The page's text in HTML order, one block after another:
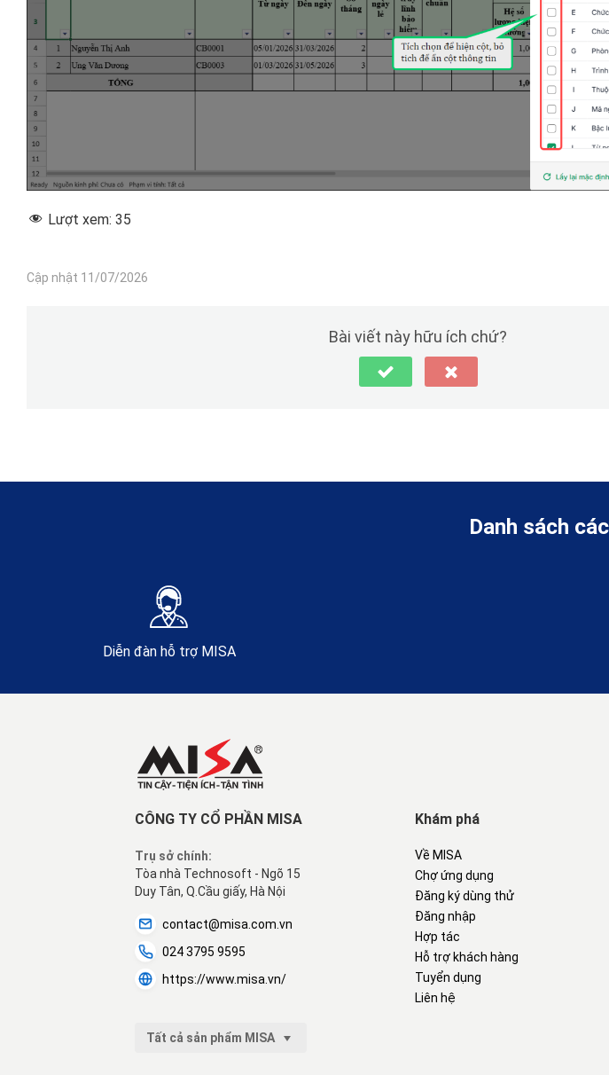
Lượt xem: 35
Cập nhật 11/07/2026
Bài viết này hữu ích chứ?
Danh sách
Diễn đàn hỗ trợ MISA
CÔNG TY CỔ PHẦN MISA
Trụ sở chính:
Tòa nhà Technosoft - Ngõ 15
Duy Tân, Q.Cầu giấy, Hà Nội
contact@misa.com.vn
024 3795 9595
https://www.misa.vn/
Tất cả sản phẩm MISA
Khám phá
Về MISA
Chợ ứng dụng
Đăng ký dùng thử
Đăng nhập
Hợp tác
Hỗ trợ khách hàng
Tuyển dụng
Liên hệ